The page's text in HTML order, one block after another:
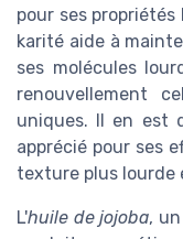
pour ses
karité aide à
ses molécules
renouvellement
uniques. Il en est
apprécié pour ses
texture plus lourde
L'huile de jojoba,